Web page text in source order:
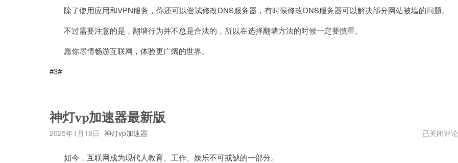
除了使用应用和VPN服务，你还可以尝试修改DNS服务器，有时候修改DNS服务器可以解决部分网站被墙的问题。
不过需要注意的是，翻墙行为并不总是合法的，所以在选择翻墙方法的时候一定要慎重。
愿你尽情畅游互联网，体验更广阔的世界。
#3#
神灯vp加速器最新版
2025年1月18日 神灯vp加速器
神
已关闭评论
如今，互联网成为现代人教育、工作、娱乐不可或缺的一部分。